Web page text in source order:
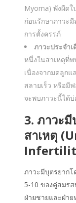
Myoma) พังผืด
ก่อนรักษาภาวะมี
การตั้งครรภ์
ภาวะประจำ
หนึ่งในสาเหตุที่
เนื่องจากมดลูกแ
สลายเร็ว หรือมี
จะพบภาวะนี้ได้
3. ภาวะ
สาเหตุ
ภาวะมีบุตรยากโ
5-10 ของคู่สมร
ฝ่ายชายและฝ่า